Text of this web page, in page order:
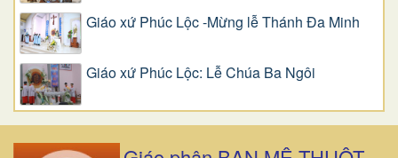
Giáo xứ Phúc Lộc -Mừng lễ Thánh Đa Minh
Giáo xứ Phúc Lộc: Lễ Chúa Ba Ngôi